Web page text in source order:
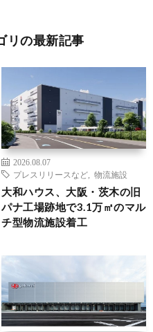
リの最新記事
2026.08.07
プレスリリースなど
物流施設
大和ハウス、大阪・茨木の旧
パナ工場跡地で3.1万㎡のマル
チ型物流施設着工